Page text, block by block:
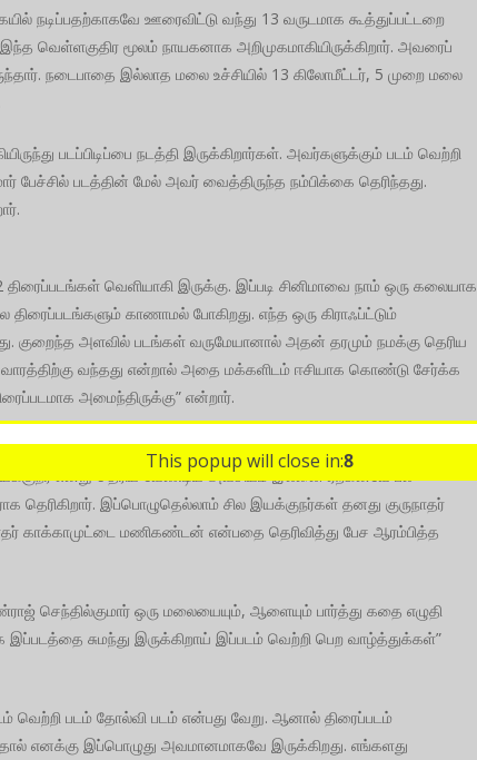
நடிப்பதற்காகவே ஊரைவிட்டு வந்து 13 வருடமாக கூத்துப்பட்டறை
வெள்ளகுதிர மூலம் நாயகனாக அறிமுகமாகியிருக்கிறார். அவரைப்
நடைபாதை இல்லாத மலை உச்சியில் 13 கிலோமீட்டர், 5 முறை மலை
படப்பிடிப்பை நடத்தி இருக்கிறார்கள். அவர்களுக்கும் படம் வெற்றி
பேச்சில் படத்தின் மேல் அவர் வைத்திருந்த நம்பிக்கை தெரிந்தது.
திரைப்படங்கள் வெளியாகி இருக்கு. இப்படி சினிமாவை நாம் ஒரு கலையாக
காணாமல் போகிறது. எந்த ஒரு கிராஃப்ட்டும்
குறைந்த அளவில் படங்கள் வருமேயானால் அதன் தரமும் நமக்கு தெரிய
வந்தது என்றால் அதை மக்களிடம் ஈசியாக கொண்டு சேர்க்க
அமைந்திருக்கு” என்றார்.
தெரிகிறார் நடிகர் ஹரிஷ் ஓரி. இயக்குநர் சரண்ராஜ் செந்தில்குமார் ஒரு
என்று தெரிய வேண்டிய அவசியம் இல்லை. ஏற்கனவே பல
தெரிகிறார். இப்பொழுதெல்லாம் சில இயக்குநர்கள் தனது குருநாதர்
காக்காமுட்டை மணிகண்டன் என்பதை தெரிவித்து பேச ஆரம்பித்த
செந்தில்குமார் ஒரு மலையையும், ஆளையும் பார்த்து கதை எழுதி
இப்படத்தை சுமந்து இருக்கிறாய் இப்படம் வெற்றி பெற வாழ்த்துக்கள்”
வெற்றி படம் தோல்வி படம் என்பது வேறு. ஆனால் திரைப்படம்
எனக்கு இப்பொழுது அவமானமாகவே இருக்கிறது. எங்களது
This popup will close in:7